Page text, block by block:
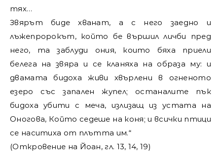
тях…
Звярът биде хванат, а с него заедно и
лъжепророкът, който бе вършил личби пред
него, та заблуди ония, които бяха приели
белега на звяра и се кланяха на образа му: и
двамата бидоха живи хвърлени в огненото
езеро със запален жупел; останалите пък
бидоха убити с меча, излизащ из устата на
Оногова, Който седеше на коня; и всички птици
се наситиха от плътта им.“
(Откровение на Йоан, гл. 13, 14, 19)